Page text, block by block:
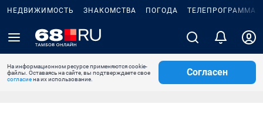
НЕДВИЖИМОСТЬ ЗНАКОМСТВА ПОГОДА ТЕЛЕПРОГРАММА
На информационном ресурсе применяются cookie-
файлы. Оставаясь на сайте, вы подтверждаете свое
согласиена их использование.
Согласен